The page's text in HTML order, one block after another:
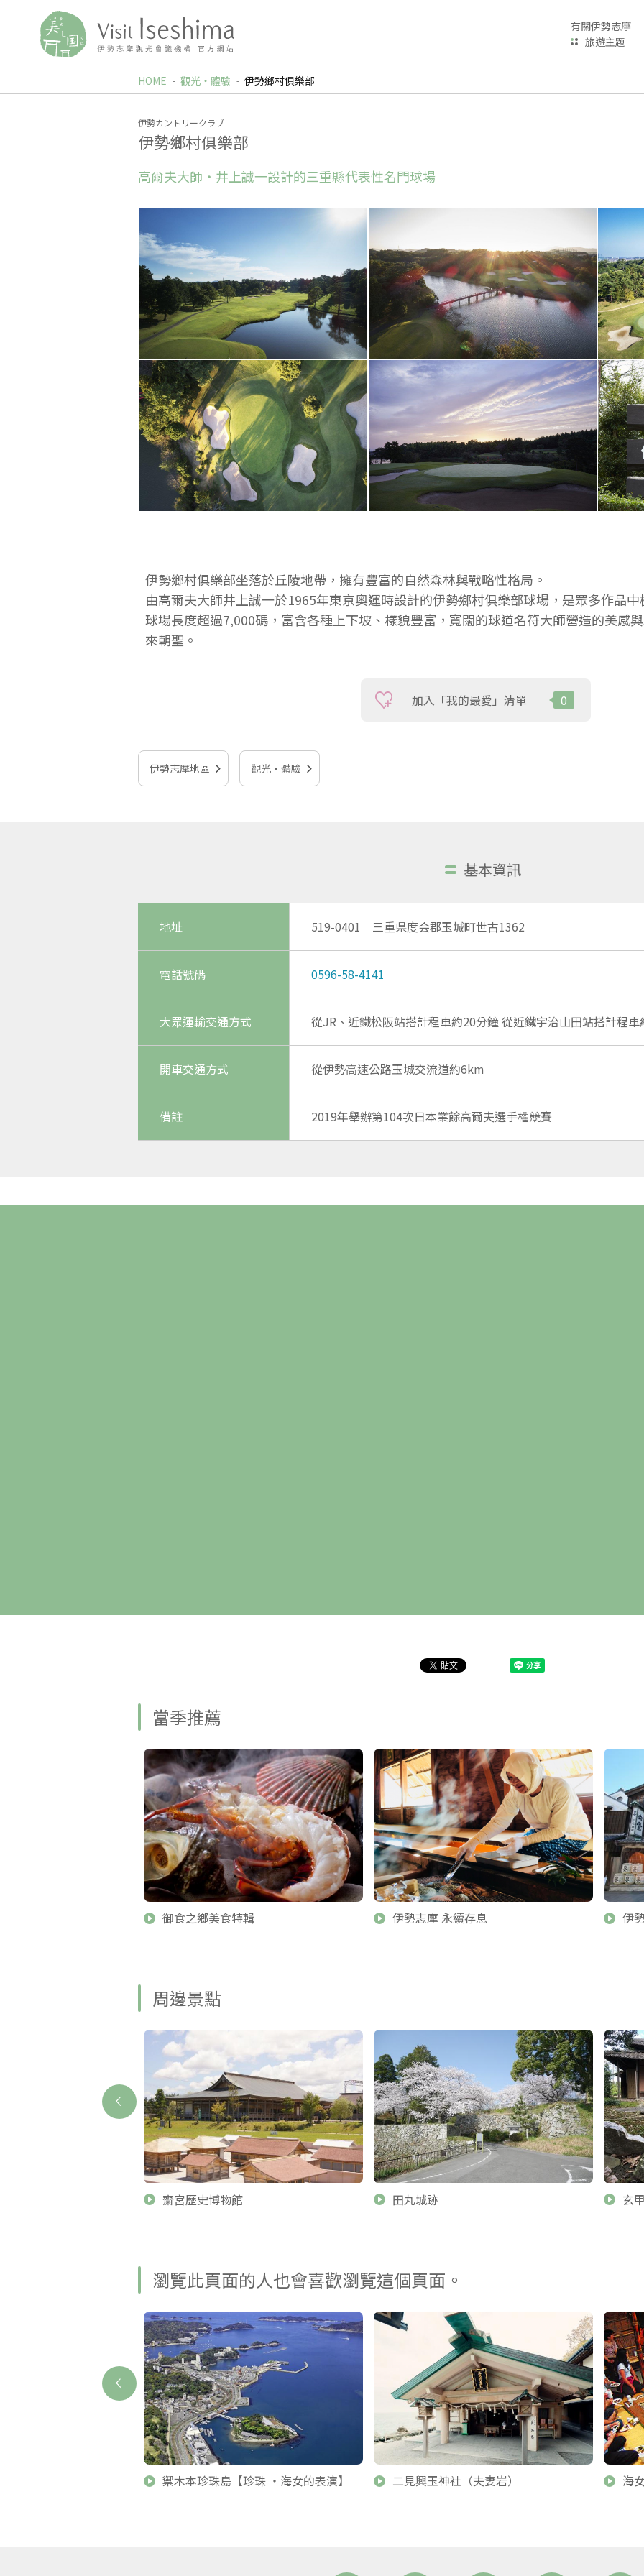
有關伊勢志摩
旅遊主題
HOME 觀光‧體驗 伊勢鄉村俱樂部
伊勢カントリークラブ
伊勢鄉村俱樂部
高爾夫大師・井上誠一設計的三重縣代表性名門球場
伊勢鄉村俱樂部坐落於丘陵地帶，擁有豐富的自然森林與戰略性格局。
由高爾夫大師井上誠一於1965年東京奧運時設計的伊勢鄉村俱樂部球場，是眾多作品中
球場長度超過7,000碼，富含各種上下坡、樣貌豐富，寬闊的球道名符大師營造的美感
來朝聖。
加入「我的最愛」清單 0
伊勢志摩地區 觀光‧體驗
基本資訊
地址 519-0401 三重県度会郡玉城町世古1362
電話號碼 0596-58-4141
大眾運輸交通方式 從JR、近鐵松阪站搭計程車約20分鐘 從近鐵宇治山田站搭計程車
開車交通方式 從伊勢高速公路玉城交流道約6km
備註 2019年舉辦第104次日本業餘高爾夫選手權競賽
當季推薦
御食之鄉美食特輯 伊勢志摩 永續存息 伊
周邊景點
齋宮歷史博物館 田丸城跡 玄
瀏覽此頁面的人也會喜歡瀏覽這個頁面。
禦木本珍珠島【珍珠 ・海女的表演】 二見興玉神社（夫妻岩） 海